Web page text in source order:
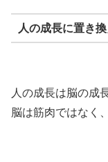
人の成長に置き
人の成長は脳の成
脳は筋肉ではなく